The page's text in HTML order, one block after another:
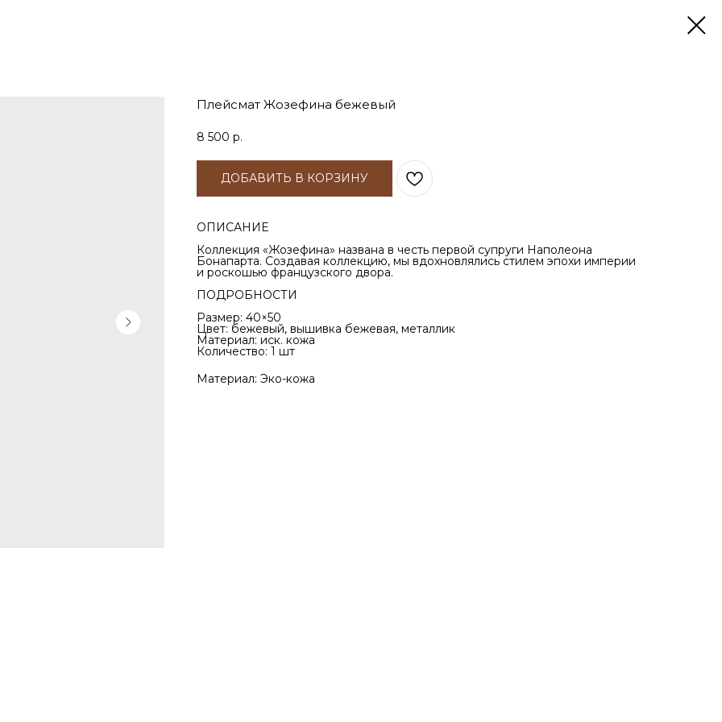
Плейсмат Жозефина бежевый
8 500 р.
ДОБАВИТЬ В КОРЗИНУ
ОПИСАНИЕ
Коллекция «Жозефина» названа в честь первой супруги Наполеона
Бонапарта. Создавая коллекцию, мы вдохновлялись стилем эпохи империи
и роскошью французского двора.
ПОДРОБНОСТИ
Размер: 40×50
Цвет: бежевый, вышивка бежевая, металлик
Материал: иск. кожа
Количество: 1 шт
Материал: Эко-кожа